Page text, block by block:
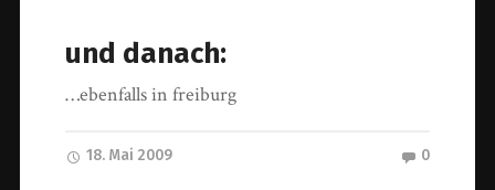
und danach:
…ebenfalls in freiburg
18. Mai 2009 0